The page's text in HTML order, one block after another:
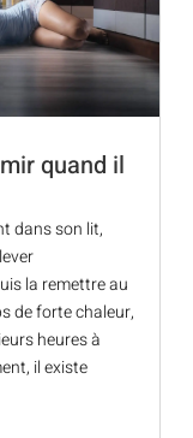
quand il
dans son lit,
la remettre au
de forte chaleur,
heures à
il existe